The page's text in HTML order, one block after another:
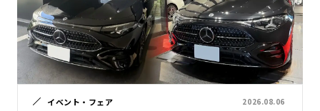
イベント・フェア 2026.08.06